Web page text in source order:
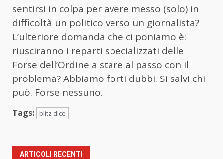
sentirsi in colpa per avere messo (solo) in
difficoltà un politico verso un giornalista?
L’ulteriore domanda che ci poniamo è:
riusciranno i reparti specializzati delle
Forse dell’Ordine a stare al passo con il
problema? Abbiamo forti dubbi. Si salvi chi
può. Forse nessuno.
Tags: blitz dice
ARTICOLI RECENTI